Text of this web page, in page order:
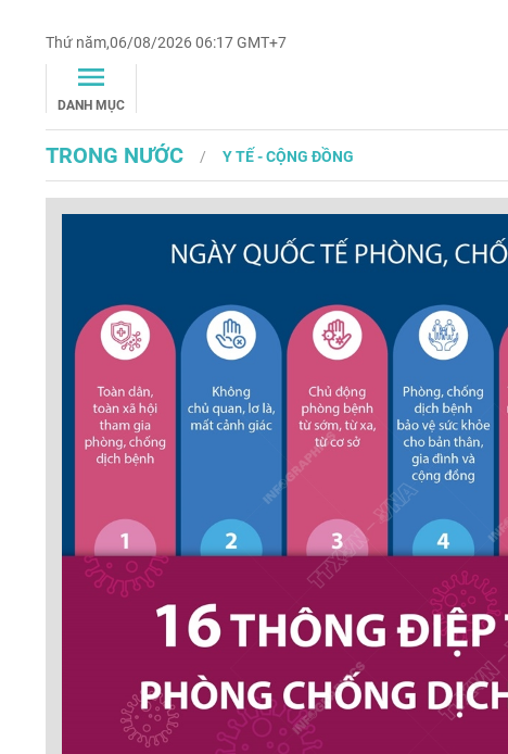
Thứ năm,06/08/2026 06:17 GMT+7
DANH MỤC
TRONG NƯỚC Y TẾ - CỘNG ĐỒNG